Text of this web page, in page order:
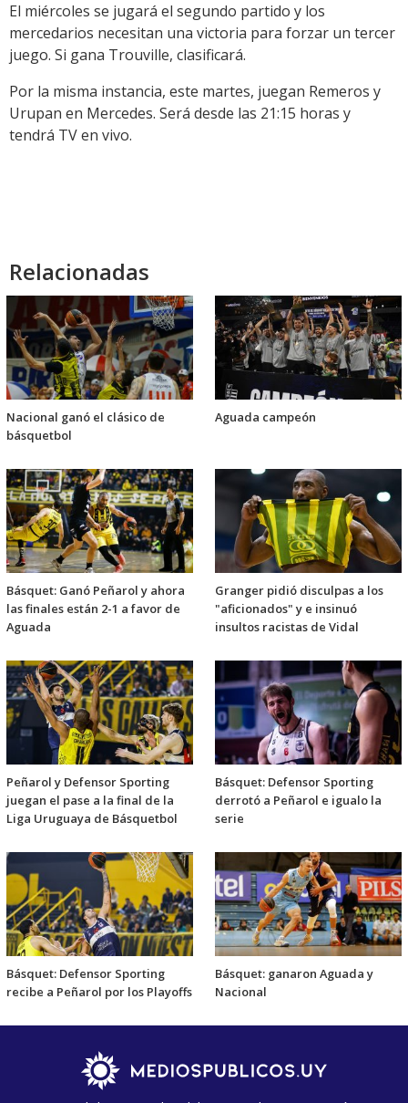
El miércoles se jugará el segundo partido y los
mercedarios necesitan una victoria para forzar un tercer
juego. Si gana Trouville, clasificará.
Por la misma instancia, este martes, juegan Remeros y
Urupan en Mercedes. Será desde las 21:15 horas y
tendrá TV en vivo.
Relacionadas
Nacional ganó el clásico de
básquetbol
Aguada campeón
Básquet: Ganó Peñarol y ahora
las finales están 2-1 a favor de
Aguada
Granger pidió disculpas a los
"aficionados" y e insinuó
insultos racistas de Vidal
Peñarol y Defensor Sporting
juegan el pase a la final de la
Liga Uruguaya de Básquetbol
Básquet: Defensor Sporting
derrotó a Peñarol e igualo la
serie
Básquet: Defensor Sporting
recibe a Peñarol por los Playoffs
Básquet: ganaron Aguada y
Nacional